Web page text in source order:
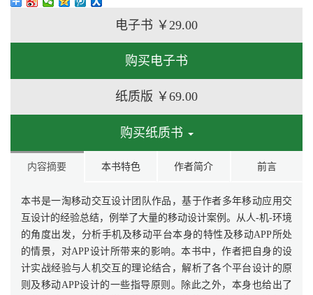
电子书 ￥29.00
购买电子书
纸质版 ￥69.00
购买纸质书
内容摘要 本书特色 作者简介 前言
本书是一淘移动交互设计团队作品，基于作者多年移动应用交
互设计的经验总结，例举了大量的移动设计案例。从人-机-环境
的角度出发，分析手机及移动平台本身的特性及移动APP所处
的情景，对APP设计所带来的影响。本书中，作者把自身的设
计实战经验与人机交互的理论结合，解析了各个平台设计的原
则及移动APP设计的一些指导原则。除此之外，本身也给出了